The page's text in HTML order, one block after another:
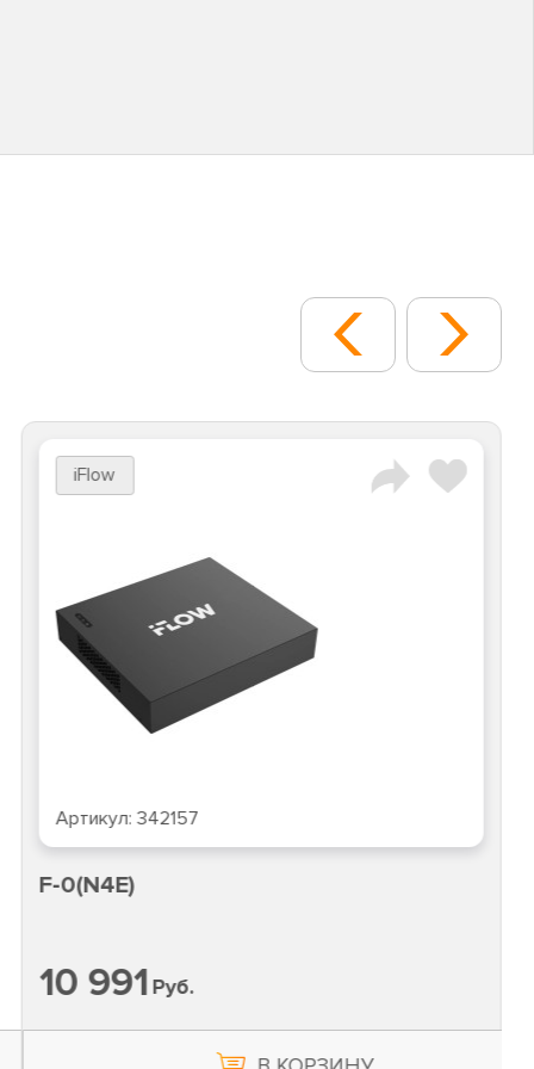
iFlow
Артикул:342157
F-0(N4E)
10 991Руб.